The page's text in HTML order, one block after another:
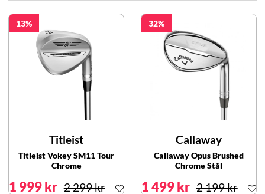
13
Titleist
Titleist Vokey SM11 Tour
Chrome
1 999 kr 2 299 kr
32
Callaway
Callaway Opus Brushed
Chrome Stål
1 499 kr 2 199 kr